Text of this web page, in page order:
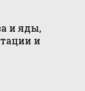
и яды,
и